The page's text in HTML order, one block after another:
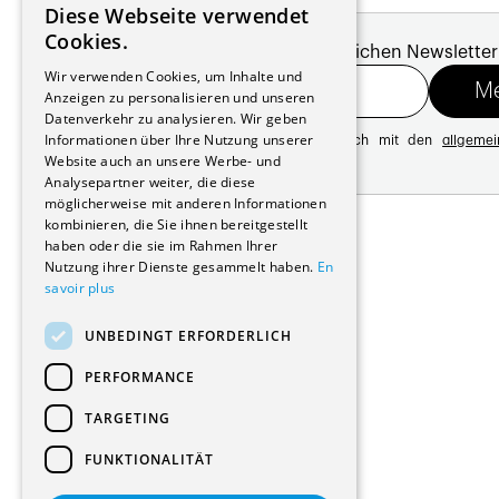
Melde dich für unseren monatlichen
Mit der Registrierung erklären Sie sich mit den
Datenschutzrichtlinie
Adresse:
Avenue de Longemalle 21
1020 Renens
Schweiz
Kontakt:
Plattform: +41 21 631 10 50
info@architectes.ch
FRENCH
Diese Webseite verwendet
Cookies.
Wir verwenden Cookies, um Inhalte und
Anzeigen zu personalisieren und unseren
Datenverkehr zu analysieren. Wir geben
Informationen über Ihre Nutzung unserer
Website auch an unsere Werbe- und
Analysepartner weiter, die diese
möglicherweise mit anderen Informationen
kombinieren, die Sie ihnen bereitgestellt
haben oder die sie im Rahmen Ihrer
Nutzung ihrer Dienste gesammelt haben. En
savoir plus
UNBEDINGT ERFORDERLICH
PERFORMANCE
TARGETING
FUNKTIONALITÄT